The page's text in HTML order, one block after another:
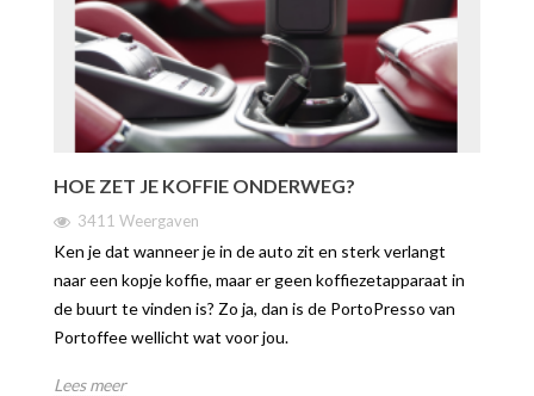
HOE ZET JE KOFFIE ONDERWEG?
3411 Weergaven
Ken je dat wanneer je in de auto zit en sterk verlangt
naar een kopje koffie, maar er geen koffiezetapparaat in
de buurt te vinden is? Zo ja, dan is de PortoPresso van
Portoffee wellicht wat voor jou.
Lees meer